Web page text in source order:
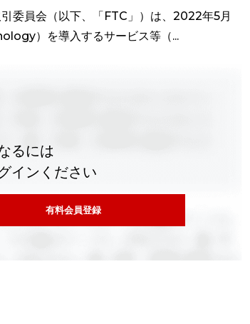
員会（以下、「FTC」）は、2022年5月
）を導入するサービス等（...
るには
インください
有料会員登録